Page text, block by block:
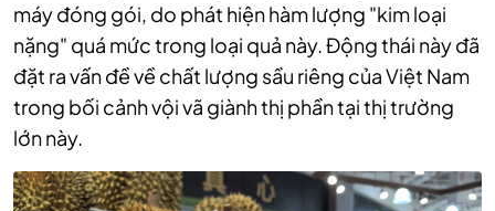
máy đóng gói, do phát hiện hàm lượng "kim loại
nặng" quá mức trong loại quả này. Động thái này đã
đặt ra vấn đề về chất lượng sầu riêng của Việt Nam
trong bối cảnh vội vã giành thị phần tại thị trường
lớn này.